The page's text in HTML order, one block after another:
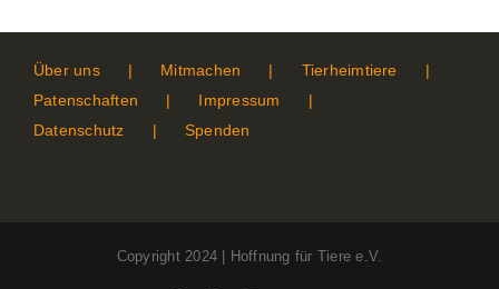
Über uns Mitmachen
Tierheimtiere
Patenschaften
Impressum
Datenschutz
Spenden
Copyright 2024 | Hoffnung für Tiere e.V.